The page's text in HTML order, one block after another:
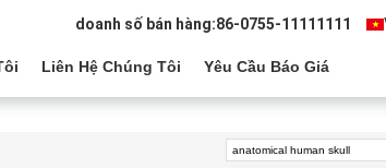
doanh số bán hàng:86-0755-11111111
Liên Hệ Chúng Tôi Yêu Cầu Báo Giá